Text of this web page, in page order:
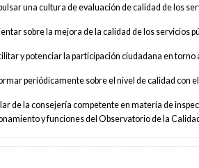
una cultura de evaluación de calidad de los
sobre la mejora de la calidad de los servicios
y potenciar la participación ciudadana en
periódicamente sobre el nivel de calidad con
de la consejería competente en materia de
y funciones del Observatorio de la